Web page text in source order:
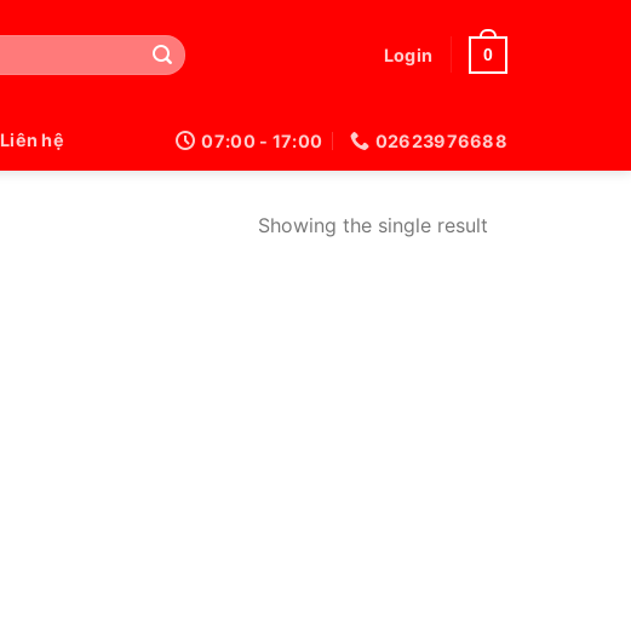
Login 0
Liên hệ 07:00 - 17:00 02623976688
Showing the single result